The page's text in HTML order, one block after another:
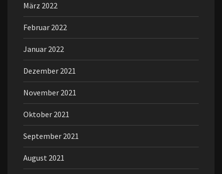
März 2022
Februar 2022
Januar 2022
Dezember 2021
November 2021
Oktober 2021
September 2021
August 2021